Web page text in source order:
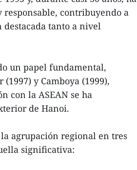
contribuyendo a
tanto a nivel
un papel fundamental,
y Camboya (1999),
con la ASEAN se ha
de Hanoi.
agrupación regional en tres
significativa: